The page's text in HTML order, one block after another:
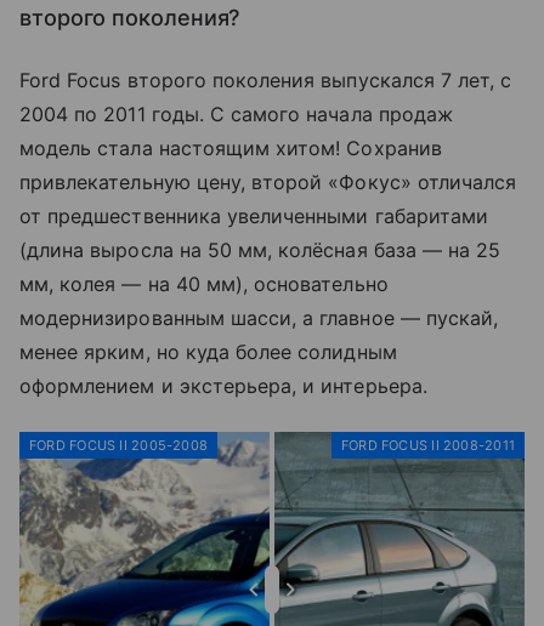
второго поколения?
Ford Focus второго поколения выпускался 7 лет, с
2004 по 2011 годы. С самого начала продаж
модель стала настоящим хитом! Сохранив
привлекательную цену, второй «Фокус» отличался
от предшественника увеличенными габаритами
(длина выросла на 50 мм, колёсная база — на 25
мм, колея — на 40 мм), основательно
модернизированным шасси, а главное — пускай,
менее ярким, но куда более солидным
оформлением и экстерьера, и интерьера.
FORD FOCUS II 2005-2008 FORD FOCUS II 2008-2011